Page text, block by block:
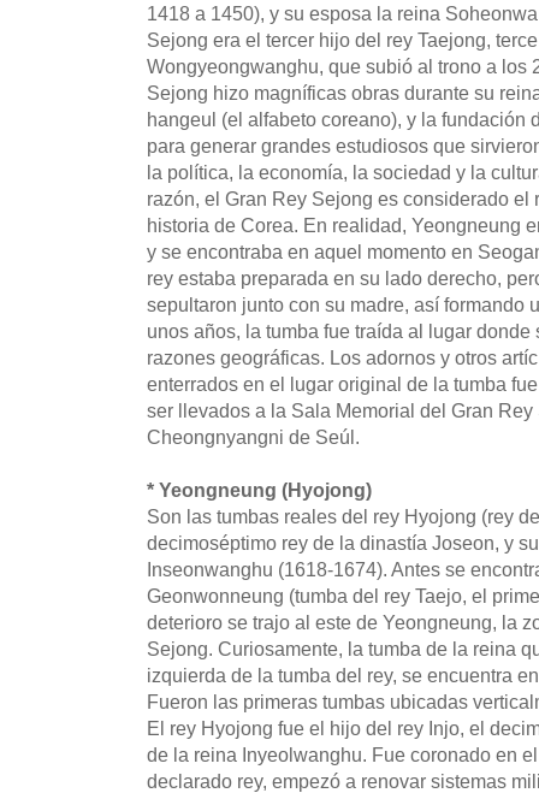
1418 a 1450), y su esposa la reina
Sejong era el tercer hijo del rey Taejong,
Wongyeongwanghu, que subió al trono a los
Sejong hizo magníficas obras durante su
hangeul (el alfabeto coreano), y la fundación
para generar grandes estudiosos que
la política, la economía, la sociedad y la
razón, el Gran Rey Sejong es considerado el
historia de Corea. En realidad, Yeongneung
y se encontraba en aquel momento en
rey estaba preparada en su lado derecho,
sepultaron junto con su madre, así formando
unos años, la tumba fue traída al lugar
razones geográficas. Los adornos y otros
enterrados en el lugar original de la tumba
ser llevados a la Sala Memorial del Gran
Cheongnyangni de Seúl.
* Yeongneung (Hyojong)
Son las tumbas reales del rey Hyojong (rey
decimoséptimo rey de la dinastía Joseon, y
Inseonwanghu (1618-1674). Antes se
Geonwonneung (tumba del rey Taejo, el
deterioro se trajo al este de Yeongneung, la
Sejong. Curiosamente, la tumba de la reina
izquierda de la tumba del rey, se encuentra
Fueron las primeras tumbas ubicadas
El rey Hyojong fue el hijo del rey Injo, el
de la reina Inyeolwanghu. Fue coronado en
declarado rey, empezó a renovar sistemas